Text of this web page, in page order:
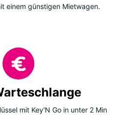
einem günstigen Mietwagen.
mit Key'N Go in unter 2 Min